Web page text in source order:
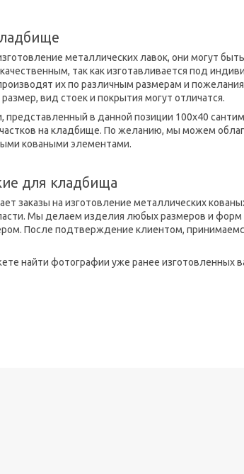
металлических лавок, они могут
так как изготавливается под
их по различным размерам и
вид стоек и покрытия могут отличатся.
представленный в данной позиции 100х40
на кладбище. По желанию, мы можем
коваными элементами.
для кладбища
заказы на изготовление металлических
Мы делаем изделия любых размеров и форм
После подтверждение клиентом,
найти фотографии уже ранее изготовленных